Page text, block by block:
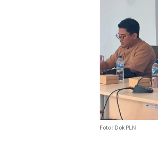
Foto : Dok PLN